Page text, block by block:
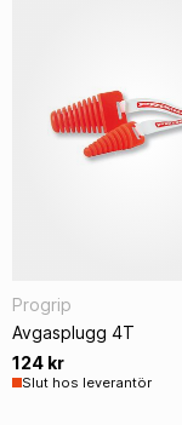
Progrip
Avgasplugg 4T
124 kr
Slut hos leverantör